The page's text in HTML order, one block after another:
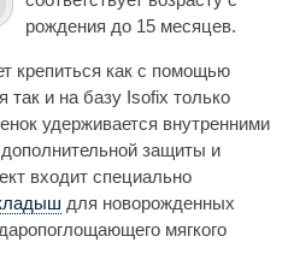
рождения до 15 месяцев.
крепиться как с помощью
так и на базу Isofix только
удерживается внутренними
защиты и
входит специально
для новорожденных
мягкого